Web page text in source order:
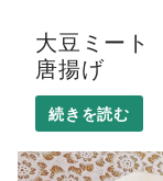
大豆ミート
唐揚げ